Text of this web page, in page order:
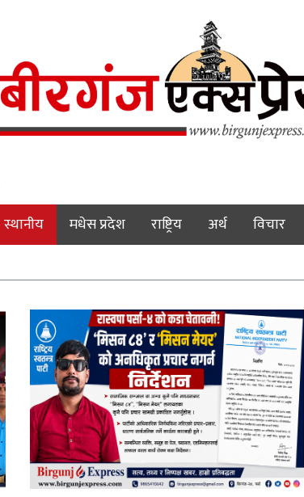
स्थानीय मधेस प्रदेश राष्ट्रिय अर्थ विचार